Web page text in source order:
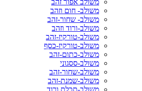
משולב- חום וזהב
משולב- שחור-זהב
משולב-ורוד וזהב
משולב-טורקיז-זהב
משולב-טורקיז-כסף
משולב-כתום-זהב
משולב-ססגוני
משולב-שחור-זהב
משולב-שמנת-זהב
משולב-תכלת ורוד